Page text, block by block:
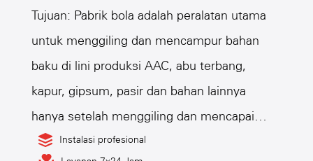
Tujuan: Pabrik bola adalah peralatan utama
untuk menggiling dan mencampur bahan
baku di lini produksi AAC, abu terbang,
kapur, gipsum, pasir dan bahan lainnya
hanya setelah menggiling dan mencapai
kehalusan yang diperlukan sambil
Instalasi profesional